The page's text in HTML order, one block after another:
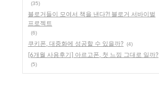
(35)
블로거들이 모여서 책을 낸다?! 블로거 서바이벌
프로젝트
(6)
쿠키폰, 대중화에 성공할 수 있을까? (4)
[6개월 사용후기] 아르고폰, 첫 느낌 그대로 일까?
(5)